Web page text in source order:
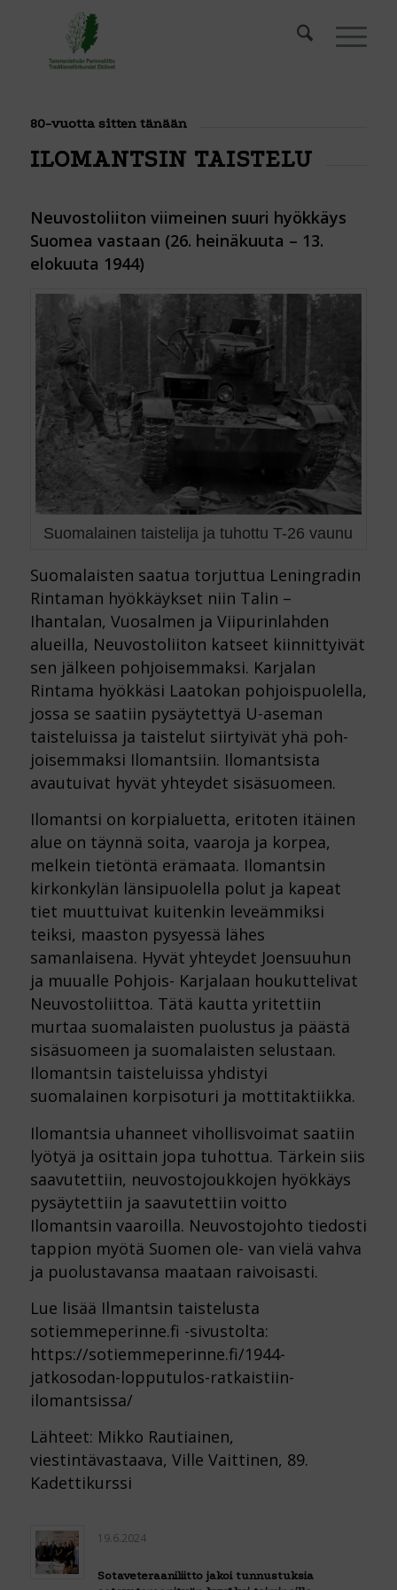
80-vuotta sitten tänään
ILOMANTSIN TAISTELU
Neuvostoliiton viimeinen suuri hyökkäys
Suomea vastaan (26. heinäkuuta – 13.
elokuuta 1944)
Suomalainen taistelija ja tuhottu T-26 vaunu
Suomalaisten saatua torjuttua Leningradin
Rintaman hyökkäykset niin Talin –
Ihantalan, Vuosalmen ja Viipurinlahden
alueilla, Neuvostoliiton katseet kiinnittyivät
sen jälkeen pohjoisemmaksi. Karjalan
Rintama hyökkäsi Laatokan pohjoispuolella,
jossa se saatiin pysäytettyä U-aseman
taisteluissa ja taistelut siirtyivät yhä poh-
joisemmaksi Ilomantsiin. Ilomantsista
avautuivat hyvät yhteydet sisäsuomeen.
Ilomantsi on korpialuetta, eritoten itäinen
alue on täynnä soita, vaaroja ja korpea,
melkein tietöntä erämaata. Ilomantsin
kirkonkylän länsipuolella polut ja kapeat
tiet muuttuivat kuitenkin leveämmiksi
teiksi, maaston pysyessä lähes
samanlaisena. Hyvät yhteydet Joensuuhun
ja muualle Pohjois- Karjalaan houkuttelivat
Neuvostoliittoa. Tätä kautta yritettiin
murtaa suomalaisten puolustus ja päästä
sisäsuomeen ja suomalaisten selustaan.
Ilomantsin taisteluissa yhdistyi
suomalainen korpisoturi ja mottitaktiikka.
Ilomantsia uhanneet vihollisvoimat saatiin
lyötyä ja osittain jopa tuhottua. Tärkein siis
saavutettiin, neuvostojoukkojen hyökkäys
pysäytettiin ja saavutettiin voitto
Ilomantsin vaaroilla. Neuvostojohto tiedosti
tappion myötä Suomen ole- van vielä vahva
ja puolustavansa maataan raivoisasti.
Lue lisää Ilmantsin taistelusta
sotiemmeperinne.fi -sivustolta:
https://sotiemmeperinne.fi/1944-
jatkosodan-lopputulos-ratkaistiin-
ilomantsissa/
Lähteet: Mikko Rautiainen,
viestintävastaava, Ville Vaittinen, 89.
Kadettikurssi
19.6.2024
Sotaveteraaniliitto jakoi tunnustuksia